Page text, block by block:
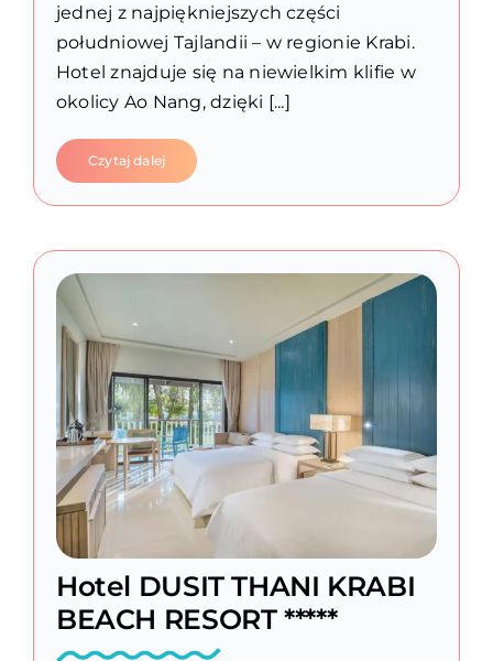
jednej z najpiękniejszych części
południowej Tajlandii – w regionie Krabi.
Hotel znajduje się na niewielkim klifie w
okolicy Ao Nang, dzięki [...]
Czytaj dalej
Hotel DUSIT THANI KRABI
BEACH RESORT *****